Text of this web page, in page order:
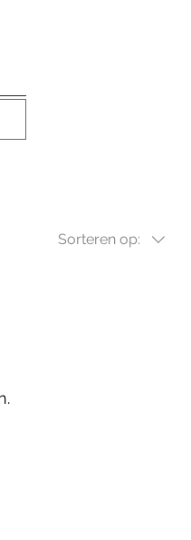
Sorteren op: